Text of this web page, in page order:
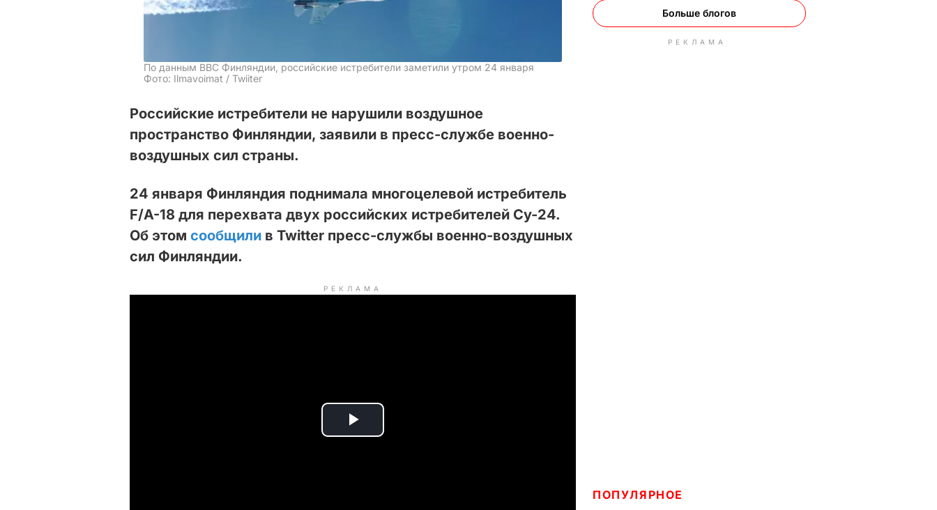
По данным ВВС Финляндии, российские истребители заметили утром 24 января
Фото: Ilmavoimat / Twiiter
Российские истребители не нарушили воздушное
пространство Финляндии, заявили в пресс-службе военно-
воздушных сил страны.
24 января Финляндия поднимала многоцелевой истребитель
F/A-18 для перехвата двух российских истребителей Су-24.
Об этом сообщили в Twitter пресс-службы военно-воздушных
сил Финляндии.
РЕКЛАМА
P
Больше блогов
РЕКЛАМА
ПОПУЛЯРНОЕ